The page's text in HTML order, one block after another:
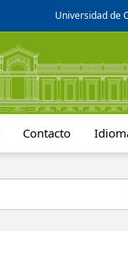
Universidad de
Contacto